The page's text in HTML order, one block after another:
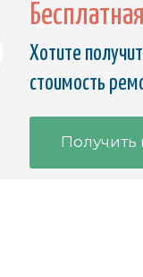
Хотите
стоимость
Получить